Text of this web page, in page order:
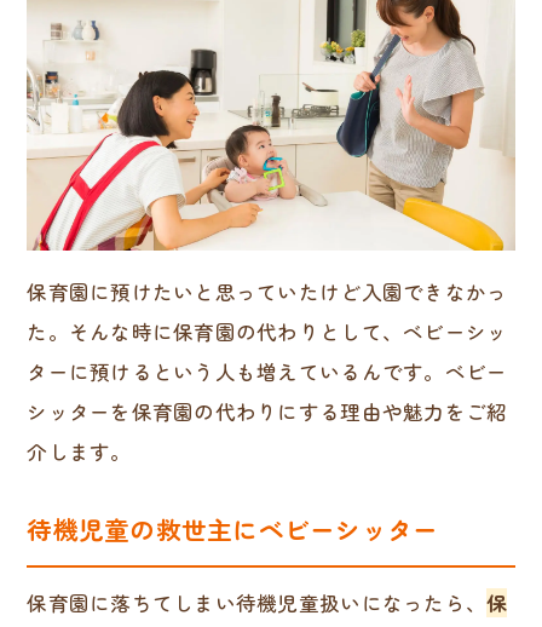
保育園に預けたいと思っていたけど入園できなかっ
た。そんな時に保育園の代わりとして、ベビーシッ
ターに預けるという人も増えているんです。ベビー
シッターを保育園の代わりにする理由や魅力をご紹
介します。
待機児童の救世主にベビーシッター
保育園に落ちてしまい待機児童扱いになったら、保